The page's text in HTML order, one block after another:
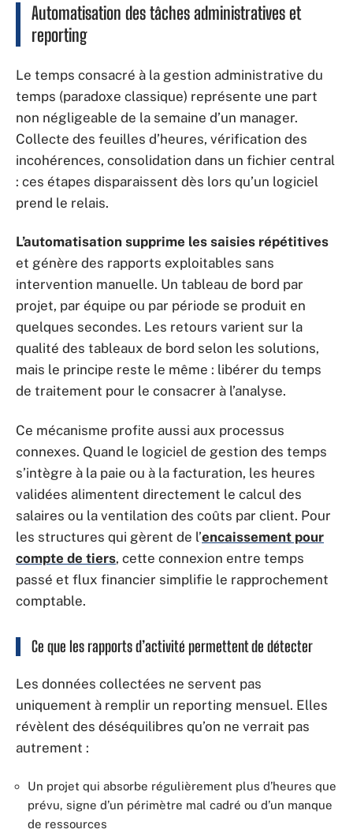
Automatisation des tâches administratives et
reporting
Le temps consacré à la gestion administrative du
temps (paradoxe classique) représente une part
non négligeable de la semaine d’un manager.
Collecte des feuilles d’heures, vérification des
incohérences, consolidation dans un fichier central
: ces étapes disparaissent dès lors qu’un logiciel
prend le relais.
L’automatisation supprime les saisies répétitives
et génère des rapports exploitables sans
intervention manuelle. Un tableau de bord par
projet, par équipe ou par période se produit en
quelques secondes. Les retours varient sur la
qualité des tableaux de bord selon les solutions,
mais le principe reste le même : libérer du temps
de traitement pour le consacrer à l’analyse.
Ce mécanisme profite aussi aux processus
connexes. Quand le logiciel de gestion des temps
s’intègre à la paie ou à la facturation, les heures
validées alimentent directement le calcul des
salaires ou la ventilation des coûts par client. Pour
les structures qui gèrent de l’encaissement pour
compte de tiers, cette connexion entre temps
passé et flux financier simplifie le rapprochement
comptable.
Ce que les rapports d’activité permettent de détecter
Les données collectées ne servent pas
uniquement à remplir un reporting mensuel. Elles
révèlent des déséquilibres qu’on ne verrait pas
autrement :
Un projet qui absorbe régulièrement plus d’heures que
prévu, signe d’un périmètre mal cadré ou d’un manque
de ressources